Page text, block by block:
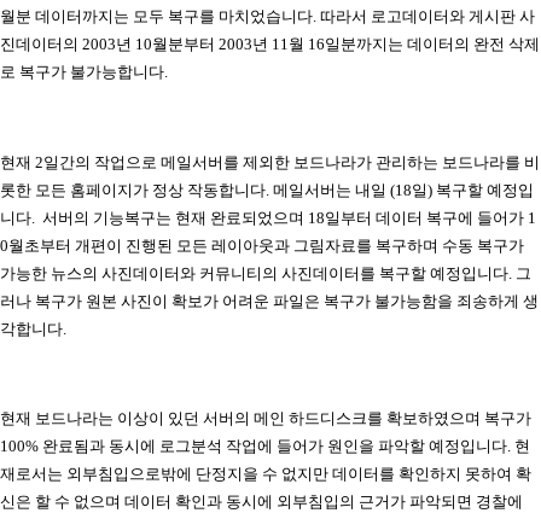
월분 데이터까지는 모두 복구를 마치었습니다. 따라서 로고데이터와 게시판 사
진데이터의 2003년 10월분부터 2003년 11월 16일분까지는 데이터의 완전 삭제
로 복구가 불가능합니다.
현재 2일간의 작업으로 메일서버를 제외한 보드나라가 관리하는 보드나라를 비
롯한 모든 홈페이지가 정상 작동합니다. 메일서버는 내일 (18일) 복구할 예정입
니다. 서버의 기능복구는 현재 완료되었으며 18일부터 데이터 복구에 들어가 1
0월초부터 개편이 진행된 모든 레이아웃과 그림자료를 복구하며 수동 복구가
가능한 뉴스의 사진데이터와 커뮤니티의 사진데이터를 복구할 예정입니다. 그
러나 복구가 원본 사진이 확보가 어려운 파일은 복구가 불가능함을 죄송하게 생
각합니다.
현재 보드나라는 이상이 있던 서버의 메인 하드디스크를 확보하였으며 복구가
100% 완료됨과 동시에 로그분석 작업에 들어가 원인을 파악할 예정입니다. 현
재로서는 외부침입으로밖에 단정지을 수 없지만 데이터를 확인하지 못하여 확
신은 할 수 없으며 데이터 확인과 동시에 외부침입의 근거가 파악되면 경찰에